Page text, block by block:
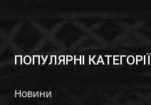
ПОПУЛЯРНІ КАТЕГОРІЇ
Новини